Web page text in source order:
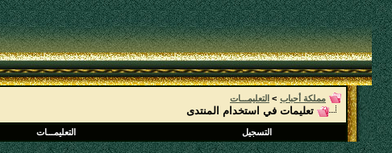
مملكة أحباب > التعليمـــات
تعليمات في استخدام المنتدى
التسجيل التعليمـــات